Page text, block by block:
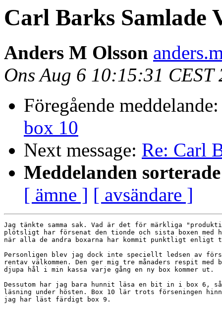
Carl Barks Samlade
Anders M Olsson
Ons Aug 6 10:15:31 CEST
Föregående
box 10
Next message: Re: Carl
Meddelanden
[ ämne ] [ avsändare ]
Jag tänkte samma sak. Vad är det för märkliga
plötsligt har försenat den tionde och sista boxen med
när alla de andra boxarna har kommit punktligt enligt
Personligen blev jag dock inte speciellt ledsen av
rentav välkommen. Den ger mig tre månaders respit med
djupa hål i min kassa varje gång en ny box kommer ut.
Dessutom har jag bara hunnit läsa en bit in i box 6,
läsning under hösten. Box 10 lär trots förseningen
jag har läst färdigt box 9.